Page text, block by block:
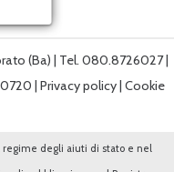
(Ba) | Tel. 080.8726027 |
| Privacy policy| Cookie
degli aiuti di stato e nel